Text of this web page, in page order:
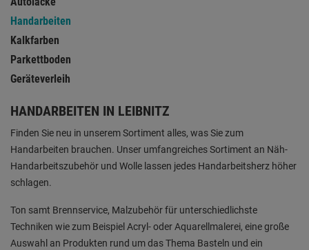
Handarbeiten
Kalkfarben
Parkettboden
Geräteverleih
HANDARBEITEN IN LEIBNITZ
Finden Sie neu in unserem Sortiment alles, was Sie zum
Handarbeiten brauchen. Unser umfangreiches Sortiment an Näh-
Handarbeitszubehör und Wolle lassen jedes Handarbeitsherz höher
schlagen.
Ton samt Brennservice, Malzubehör für unterschiedlichste
Techniken wie zum Beispiel Acryl- oder Aquarellmalerei, eine große
Auswahl an Produkten rund um das Thema Basteln und ein